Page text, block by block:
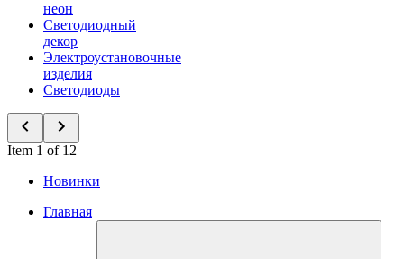
неон
Светодиодный
декор
Электроустановочные
изделия
Светодиоды
Item 1 of 12
Новинки
Главная